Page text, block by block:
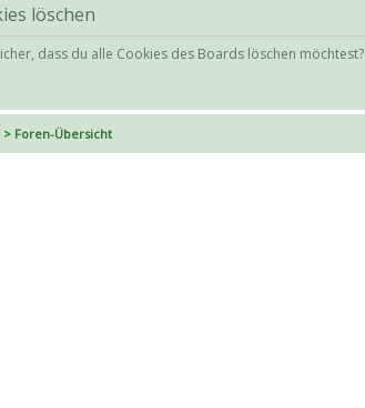
löschen
dass du alle Cookies des Boards löschen möchtest?
Foren-Übersicht